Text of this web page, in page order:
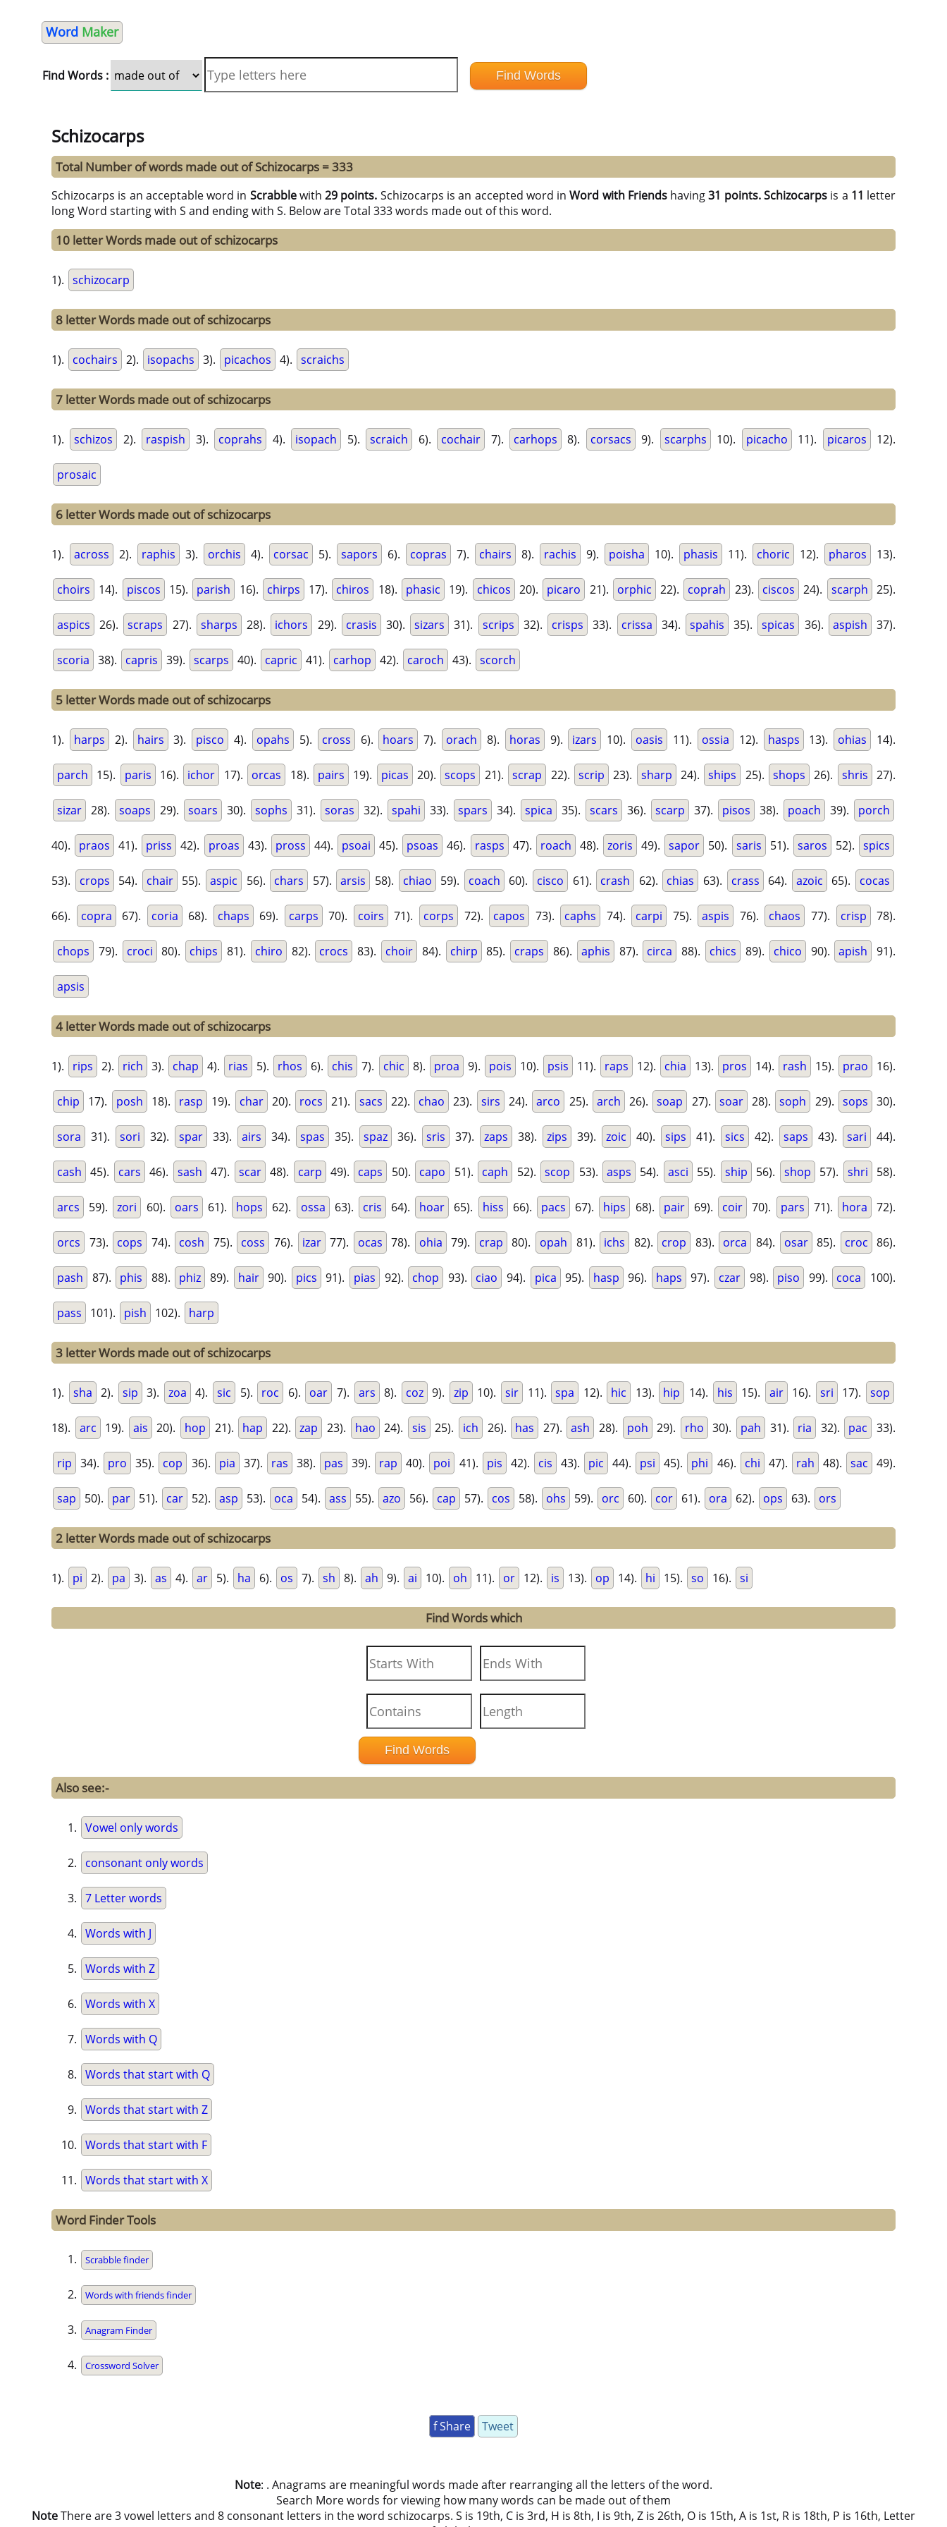
Word Maker
Find Words :
Schizocarps
Total Number of words made out of Schizocarps = 333
Schizocarps is an acceptable word in Scrabblewith29 points. Schizocarps is an accepted word inWord with Friendshaving31 points.Schizocarps is a 11 letter
long Word starting with S and ending with S. Below are Total 333 words made out of this word.
10 letter Words made out of schizocarps
1). schizocarp
8 letter Words made out of schizocarps
1). cochairs 2). isopachs 3). picachos 4). scraichs
7 letter Words made out of schizocarps
1). schizos 2). raspish 3). coprahs 4). isopach 5). scraich 6). cochair 7). carhops 8). corsacs 9). scarphs 10). picacho 11). picaros 12).
prosaic
6 letter Words made out of schizocarps
1). across 2). raphis 3). orchis 4). corsac 5). sapors 6). copras 7). chairs 8). rachis 9). poisha 10). phasis 11). choric 12). pharos 13).
choirs 14). piscos 15). parish 16). chirps 17). chiros 18). phasic 19). chicos 20). picaro 21). orphic 22). coprah 23). ciscos 24). scarph 25).
aspics 26). scraps 27). sharps 28). ichors 29). crasis 30). sizars 31). scrips 32). crisps 33). crissa 34). spahis 35). spicas 36). aspish 37).
scoria 38). capris 39). scarps 40). capric 41). carhop 42). caroch 43). scorch
5 letter Words made out of schizocarps
1). harps 2). hairs 3). pisco 4). opahs 5). cross 6). hoars 7). orach 8). horas 9). izars 10). oasis 11). ossia 12). hasps 13). ohias 14).
parch 15). paris 16). ichor 17). orcas 18). pairs 19). picas 20). scops 21). scrap 22). scrip 23). sharp 24). ships 25). shops 26). shris 27).
sizar 28). soaps 29). soars 30). sophs 31). soras 32). spahi 33). spars 34). spica 35). scars 36). scarp 37). pisos 38). poach 39). porch
40). praos 41). priss 42). proas 43). pross 44). psoai 45). psoas 46). rasps 47). roach 48). zoris 49). sapor 50). saris 51). saros 52). spics
53). crops 54). chair 55). aspic 56). chars 57). arsis 58). chiao 59). coach 60). cisco 61). crash 62). chias 63). crass 64). azoic 65). cocas
66). copra 67). coria 68). chaps 69). carps 70). coirs 71). corps 72). capos 73). caphs 74). carpi 75). aspis 76). chaos 77). crisp 78).
chops 79). croci 80). chips 81). chiro 82). crocs 83). choir 84). chirp 85). craps 86). aphis 87). circa 88). chics 89). chico 90). apish 91).
apsis
4 letter Words made out of schizocarps
1). rips 2). rich 3). chap 4). rias 5). rhos 6). chis 7). chic 8). proa 9). pois 10). psis 11). raps 12). chia 13). pros 14). rash 15). prao 16).
chip 17). posh 18). rasp 19). char 20). rocs 21). sacs 22). chao 23). sirs 24). arco 25). arch 26). soap 27). soar 28). soph 29). sops 30).
sora 31). sori 32). spar 33). airs 34). spas 35). spaz 36). sris 37). zaps 38). zips 39). zoic 40). sips 41). sics 42). saps 43). sari 44).
cash 45). cars 46). sash 47). scar 48). carp 49). caps 50). capo 51). caph 52). scop 53). asps 54). asci 55). ship 56). shop 57). shri 58).
arcs 59). zori 60). oars 61). hops 62). ossa 63). cris 64). hoar 65). hiss 66). pacs 67). hips 68). pair 69). coir 70). pars 71). hora 72).
orcs 73). cops 74). cosh 75). coss 76). izar 77). ocas 78). ohia 79). crap 80). opah 81). ichs 82). crop 83). orca 84). osar 85). croc 86).
pash 87). phis 88). phiz 89). hair 90). pics 91). pias 92). chop 93). ciao 94). pica 95). hasp 96). haps 97). czar 98). piso 99). coca 100).
pass 101). pish 102). harp
3 letter Words made out of schizocarps
1). sha 2). sip 3). zoa 4). sic 5). roc 6). oar 7). ars 8). coz 9). zip 10). sir 11). spa 12). hic 13). hip 14). his 15). air 16). sri 17). sop
18). arc 19). ais 20). hop 21). hap 22). zap 23). hao 24). sis 25). ich 26). has 27). ash 28). poh 29). rho 30). pah 31). ria 32). pac 33).
rip 34). pro 35). cop 36). pia 37). ras 38). pas 39). rap 40). poi 41). pis 42). cis 43). pic 44). psi 45). phi 46). chi 47). rah 48). sac 49).
sap 50). par 51). car 52). asp 53). oca 54). ass 55). azo 56). cap 57). cos 58). ohs 59). orc 60). cor 61). ora 62). ops 63). ors
2 letter Words made out of schizocarps
1). pi 2). pa 3). as 4). ar 5). ha 6). os 7). sh 8). ah 9). ai 10). oh 11). or 12). is 13). op 14). hi 15). so 16). si
Find Words which
Also see:-
Vowel only words
consonant only words
7 Letter words
Words with J
Words with Z
Words with X
Words with Q
Words that start with Q
Words that start with Z
Words that start with F
Words that start with X
Word Finder Tools
Scrabble finder
Words with friends finder
Anagram Finder
Crossword Solver
f Share Tweet
Note: . Anagrams are meaningful words made after rearranging all the letters of the word.
Search More words for viewing how many words can be made out of them
NoteThere are 3 vowel letters and 8 consonant letters in the word schizocarps. S is 19th, C is 3rd, H is 8th, I is 9th, Z is 26th, O is 15th, A is 1st, R is 18th, P is 16th, Letter